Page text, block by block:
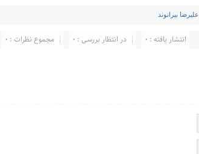
علیرضا بیرانوند
مجموع نظرات : 0 در انتظار بررسی : 0 انتشار یافته : ۰